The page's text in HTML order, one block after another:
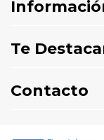
Te
Contacto